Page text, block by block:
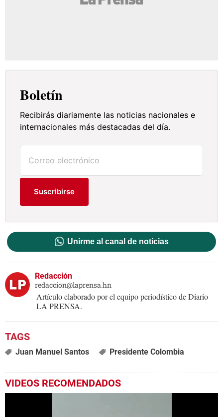
Boletín
Recibirás diariamente las noticias nacionales e
internacionales más destacadas del día.
Suscribirse
Unirme al canal de noticias
Redacción
redaccion@laprensa.hn
Artículo elaborado por el equipo periodístico de Diario
LA PRENSA.
Juan Manuel Santos Presidente Colombia
VIDEOS RECOMENDADOS